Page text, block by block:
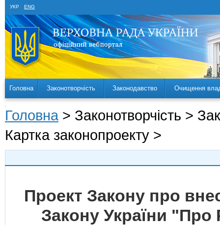
УКР ENG
Головна Законотворчість Законодавство Очищення
Головна > Законотворчість >
Картка законопроекту >
Проект Закону про
Закону України